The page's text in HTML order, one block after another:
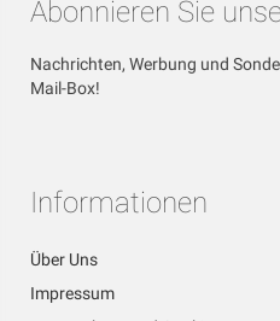
Abonnieren Sie
Nachrichten, Werbung und
Mail-Box!
Informationen
Über Uns
Impressum